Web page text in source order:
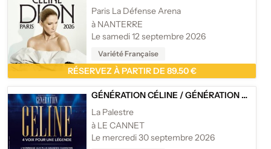
Paris La Défense Arena
à NANTERRE
Le samedi 12 septembre 2026
Variété Française
RÉSERVEZ À PARTIR DE 89.50 €
GÉNÉRATION CÉLINE /GÉNÉRATION CÉLINE - TOURNÉE
La Palestre
à LE CANNET
Le mercredi 30 septembre 2026